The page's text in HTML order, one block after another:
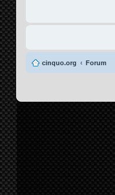
cinquo.org Forum